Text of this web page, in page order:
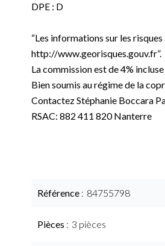
DPE : D
“Les informations sur les
http://www.georisques.gouv.fr”.
La commission est de 4%
Bien soumis au régime de la
Contactez Stéphanie Boccara
RSAC: 882 411 820 Nanterre
Référence 84755798
Pièces 3 pièces